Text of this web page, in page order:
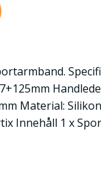
Material:
Innehåll 1 x